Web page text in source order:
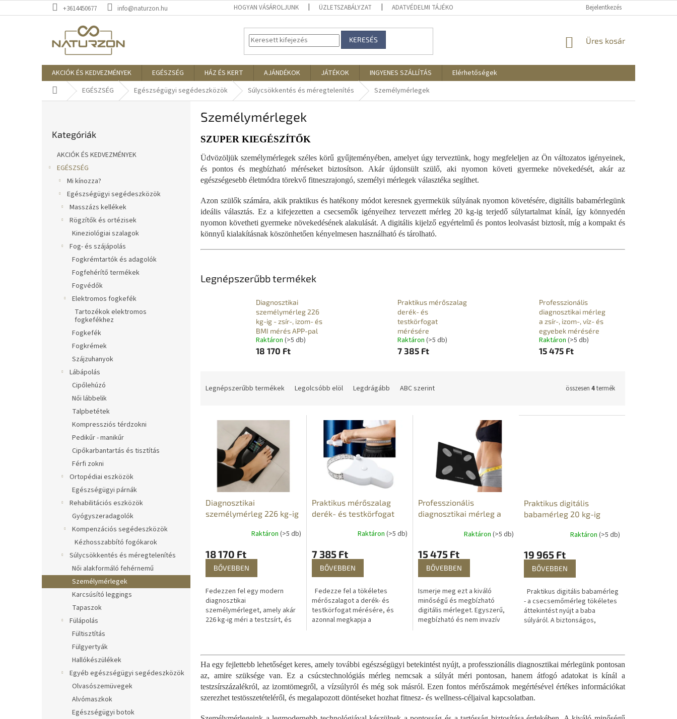
a
+3614450677 info@naturzon.hu HOGYAN VÁSÁROLJUNK ÜZLETSZABÁLYZAT ADATVÉDELMI TÁJÉKOZTATÓ REKLAMÁCIÓK ÉS
Bejelentkezés
KERESÉS KOSÁR
Üres kosár
AKCIÓK ÉS KEDVEZMÉNYEK EGÉSZSÉG HÁZ ÉS KERT AJÁNDÉKOK JÁTÉKOK INGYENES SZÁLLÍTÁS
Elérhetőségek
KezdőlapEGÉSZSÉG Egészségügyi segédeszközök Súlycsökkentés és méregtelenítés Személymérlegek
átugrása
Kategóriák
AKCIÓK ÉS KEDVEZMÉNYEK
EGÉSZSÉG
Mi kínozza?
Egészségügyi segédeszközök
Masszázs kellékek
Rögzítők és ortézisek
Kineziológiai szalagok
Fog- és szájápolás
Fogkrémtartók és adagolók
Fogfehérítő termékek
Fogvédők
Elektromos fogkefék
Tartozékok elektromos
fogkefékhez
Fogkefék
Fogkrémek
Szájzuhanyok
Lábápolás
Cipőlehúzó
Női lábbelik
Talpbetétek
Kompressziós térdzokni
Pedikűr - manikűr
Cipőkarbantartás és tisztítás
Férfi zokni
Ortopédiai eszközök
Egészségügyi párnák
Rehabilitációs eszközök
Gyógyszeradagolók
Kompenzációs segédeszközök
Kézhosszabbító fogókarok
Súlycsökkentés és méregtelenítés
Női alakformáló fehérnemű
Személymérlegek
Karcsúsító leggings
Tapaszok
Fülápolás
Fültisztítás
Fülgyertyák
Hallókészülékek
Egyéb egészségügyi segédeszközök
Olvasószemüvegek
Alvómaszkok
Egészségügyi botok
Személymérlegek
SZUPER KIEGÉSZÍTŐK
Üdvözöljük személymérlegek széles körű gyűjteményében, amelyet úgy terveztünk, hogy megfeleljen az Ön változatos igényeinek,
és pontos és megbízható méréseket biztosítson. Akár újdonsült szülő, aki nyomon követi gyermeke növekedését, akár az
egészségesebb életmódra törekvő fitneszrajongó, személyi mérlegek választéka segíthet.
Azon szülők számára, akik praktikus és hatékony módot keresnek gyermekük súlyának nyomon követésére, digitális babamérlegünk
ideális választás. Ez a kifejezetten a csecsemők igényeihez tervezett mérleg 20 kg-ig terjedő súlytartalmat kínál, így könnyedén
nyomon követheti gyermeke növekedésének alakulását. A digitális kijelző egyértelmű és pontos leolvasást biztosít, míg a kompakt és
könnyű kialakításnak köszönhetően kényelmesen használható és tárolható.
Legnépszerűbb termékek
Diagnosztikai
személymérleg 226
kg-ig - zsír-, izom- és
BMI mérés APP-pal
Raktáron (>5 db)
18 170 Ft
Praktikus mérőszalag
derék- és
testkörfogat
mérésére
Raktáron (>5 db)
7 385 Ft
Professzionális
diagnosztikai mérleg
a zsír-, izom-, víz- és
egyebek mérésére
Raktáron (>5 db)
15 475 Ft
Legnépszerűbb termékek Legolcsóbb elöl Legdrágább ABC szerint összesen 4termék
Diagnosztikai
személymérleg 226 kg-ig
mérés APP-palRaktáron (>5 db)
18 170 Ft
BŐVEBBEN
Fedezzen fel egy modern
diagnosztikai
személymérleget, amely akár
226 kg-ig méri a testzsírt, és
Praktikus mérőszalag
derék- és testkörfogat
Raktáron (>5 db)
7 385 Ft
BŐVEBBEN
Fedezze fel a tökéletes
mérőszalagot a derék- és
testkörfogat mérésére, és
azonnal megkapja a
egyszerű...
Professzionális
diagnosztikai mérleg a
egyebek mérésére
Raktáron(>5 db)
15 475 Ft
BŐVEBBEN
Ismerje meg ezt a kiváló
minőségű és megbízható
digitális mérleget. Egyszerű,
megbízható és nem invazív
Praktikus digitális
babamérleg 20 kg-ig
Raktáron (>5 db)
19 965 Ft
BŐVEBBEN
Praktikus digitális babamérleg
- a csecsemőmérleg tökéletes
áttekintést nyújt a baba
súlyáról. A biztonságos,
i
s
t
i
r
Ha egy fejlettebb lehetőséget keres, amely további egészségügyi betekintést nyújt, a professzionális diagnosztikai mérlegünk pontosan
az, amire szüksége van. Ez a csúcstechnológiás mérleg nemcsak a súlyát méri pontosan, hanem átfogó adatokat is kínál a
testzsírszázalékról, az izomtömegről, a vízsúlyról és még sok másról. Ezen fontos mérőszámok megértésével értékes információkat
szerezhet testösszetételéről, és megalapozott döntéseket hozhat fitnesz- és wellness-céljaival kapcsolatban.